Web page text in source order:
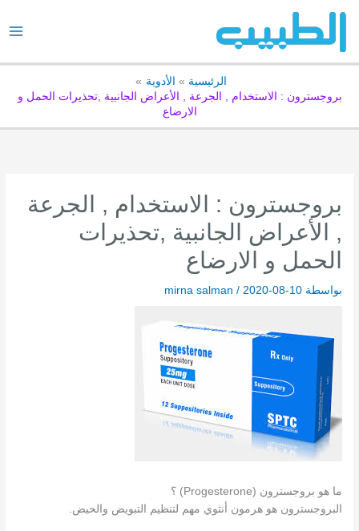
المحتوى
الرئيسية
الأدوية
بروجسترون : الاستخدام , الجرعة , الأعراض الجانبية ,تحذيرات الحمل و
الارضاع
بروجسترون : الاستخدام , الجرعة
, الأعراض الجانبية ,تحذيرات
الحمل و الارضاع
بواسطة mirna salman / 2020-08-10
ما هو بروجسترون (Progesterone) ؟
البروجسترون هو هرمون أنثوي مهم لتنظيم التبويض والحيض.